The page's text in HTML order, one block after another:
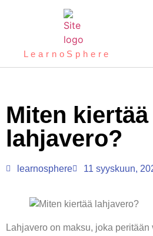
LearnoSphere
Miten kiertää
lahjavero?
learnosphere 11 syyskuun,
Lahjavero on maksu, joka